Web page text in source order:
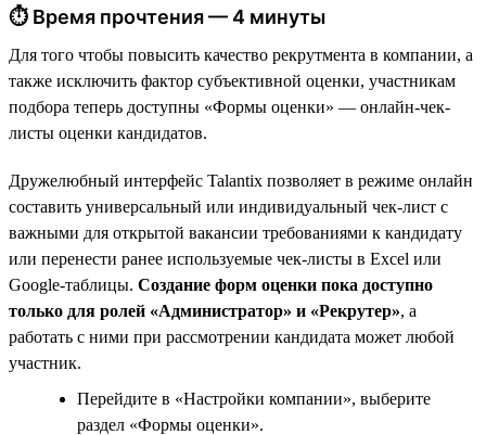
⏱ Время прочтения — 4 минуты
Для того чтобы повысить качество рекрутмента в компании, а
также исключить фактор субъективной оценки, участникам
подбора теперь доступны «Формы оценки» — онлайн-чек-
листы оценки кандидатов.
Дружелюбный интерфейс Talantix позволяет в режиме онлайн
составить универсальный или индивидуальный чек-лист с
важными для открытой вакансии требованиями к кандидату
или перенести ранее используемые чек-листы в Excel или
Google-таблицы. Создание форм оценки пока доступно
только для ролей «Администратор» и «Рекрутер», а
работать с ними при рассмотрении кандидата может любой
участник.
Перейдите в «Настройки компании», выберите
раздел «Формы оценки».